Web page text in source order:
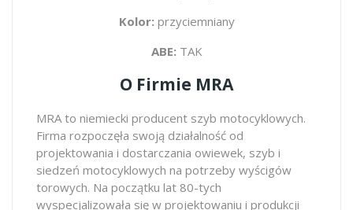
Kolor: przyciemniany
ABE: TAK
O Firmie MRA
MRA to niemiecki producent szyb motocyklowych.
Firma rozpoczęła swoją działalność od
projektowania i dostarczania owiewek, szyb i
siedzeń motocyklowych na potrzeby wyścigów
torowych. Na początku lat 80-tych
wyspecjalizowała się w projektowaniu i produkcji